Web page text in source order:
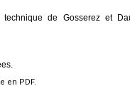
de Gosserez et
en PDF.